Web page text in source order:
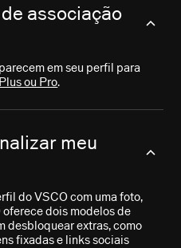
associação
em seu perfil para
ou Pro.
meu
do VSCO com uma foto,
dois modelos de
desbloquear extras, como
fixadas e links sociais